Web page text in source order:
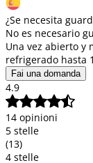
¿Se necesita
No es necesario
Una vez abierto y
refrigerado hasta
Fai una domanda
4.9
14 opinioni
5 stelle
(13)
4 stelle